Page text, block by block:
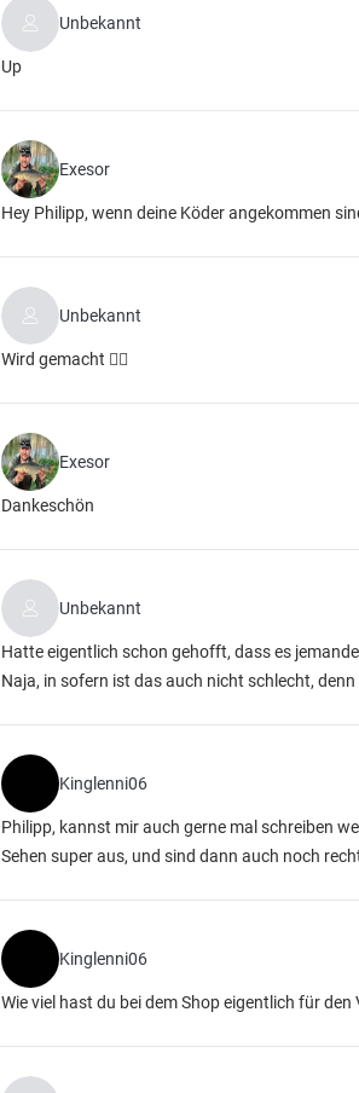
Unbekannt
Up
Exesor
Hey Philipp, wenn deine Köder angekommen
Unbekannt
Wird gemacht 👍🏼
Exesor
Dankeschön
Unbekannt
Hatte eigentlich schon gehofft, dass es
Naja, in sofern ist das auch nicht schlecht,
Kinglenni06
Philipp, kannst mir auch gerne mal schreiben
Sehen super aus, und sind dann auch noch
Kinglenni06
Wie viel hast du bei dem Shop eigentlich für den